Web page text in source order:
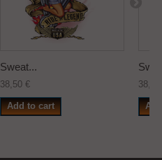
Sweat...
38,50 €
Add to cart